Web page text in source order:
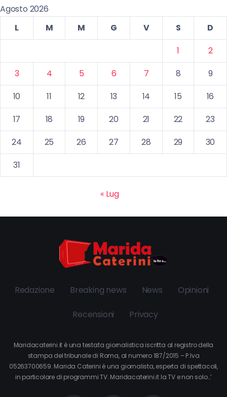
Agosto 2026
L
M M G V S
D
1
2
3
4 5 6 7 8
9
10
11 12 13 14 15
16
17
18 19 20 21 22
23
24
25 26 27 28 29
30
31
« Lug
Redazione Breaking news News Opinioni
Recensioni Privacy
Maridacaterini.it è una testata giornalistica iscritta al registro della
stampa del tribunale di Roma, al numero 187/2015 – P.Iva
05263700659. Marida Caterini è una giornalista, esperta di spettacoli,
in particolare di programmi TV. Maridacaterini.it la TV e non solo…’